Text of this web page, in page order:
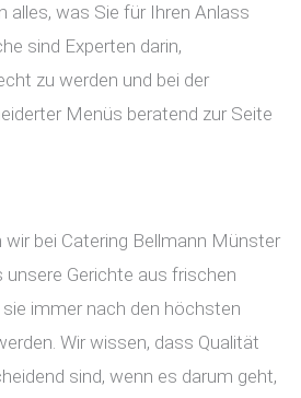
alles, was Sie für Ihren Anlass
sind Experten darin,
zu werden und bei der
Menüs beratend zur Seite
wir bei Catering Bellmann Münster
unsere Gerichte aus frischen
immer nach den höchsten
Wir wissen, dass Qualität
sind, wenn es darum geht,